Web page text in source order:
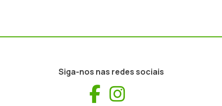
Siga-nos nas redes sociais
Facebook